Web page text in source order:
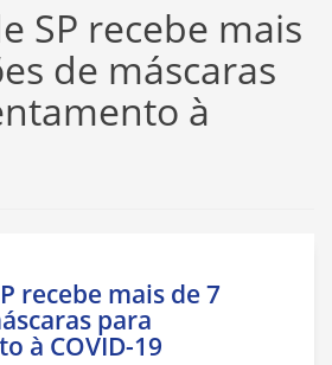
SP recebe mais
de máscaras
à
recebe mais de 7
para
à COVID-19